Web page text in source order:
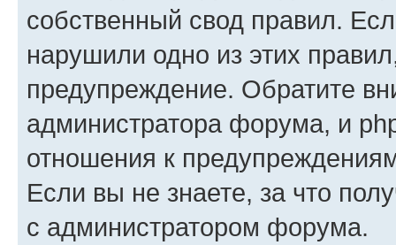
собственный свод правил.
нарушили одно из этих
предупреждение. Обратите
администратора форума, и
отношения к
Если вы не знаете, за что
с администратором форума.